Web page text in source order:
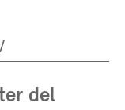
del